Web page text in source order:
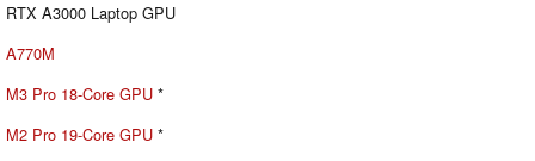
RTX A3000 Laptop GPU
A770M
M3 Pro 18-Core GPU *
M2 Pro 19-Core GPU *